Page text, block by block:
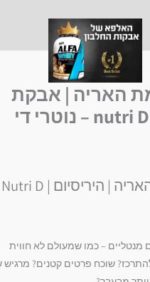
האריה | אבקת
מנטליים – כמו שמעולם לא חווית
שוכח פרטים קטנים? מרגיש